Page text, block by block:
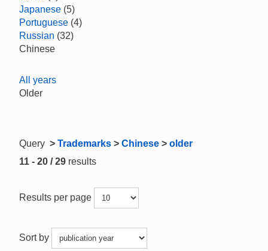
Japanese (5)
Portuguese (4)
Russian (32)
Chinese
All years
Older
Query > Trademarks > Chinese > older
11 - 20 / 29 results
Results per page
Sort by